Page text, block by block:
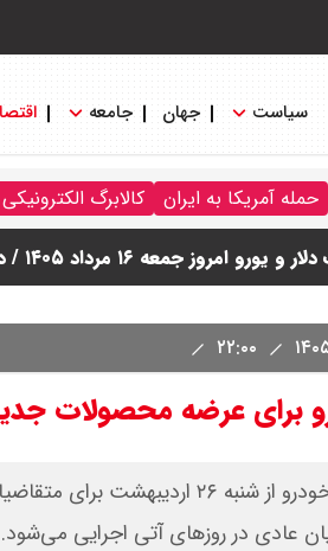
سیاست جهان جامعه
حمله آمریکا به ایران کالابرگ الکترونیکی
امروز جمعه ۱۶ مرداد ۱۴۰۵/ قیمت سکه چند ؟ + جدول
صدای انفجار بوشهر چیست ؟
امروز جمعه ۱۶ مرداد ۱۴۰۵ / دلار چند ؟ + جدول
و عراق، پروژه کاهش وابستگی به تنگه
عرضه محصولات جدید در سال
طرح مشارکت تولید ایران‌خودرو
عادی در روزهای آتی اجرایی می‌شود.